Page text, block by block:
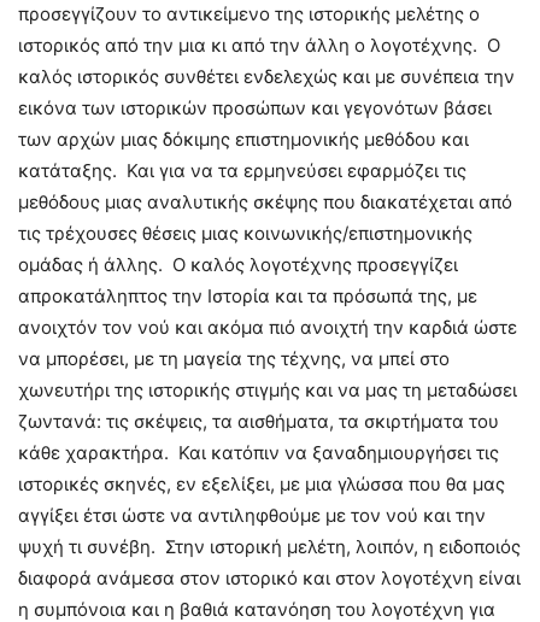
προσεγγίζουν το αντικείμενο της ιστορικής μελέτης ο
ιστορικός από την μια κι από την άλλη ο λογοτέχνης. Ο
καλός ιστορικός συνθέτει ενδελεχώς και με συνέπεια την
εικόνα των ιστορικών προσώπων και γεγονότων βάσει
των αρχών μιας δόκιμης επιστημονικής μεθόδου και
κατάταξης. Και για να τα ερμηνεύσει εφαρμόζει τις
μεθόδους μιας αναλυτικής σκέψης που διακατέχεται από
τις τρέχουσες θέσεις μιας κοινωνικής/επιστημονικής
ομάδας ή άλλης. Ο καλός λογοτέχνης προσεγγίζει
απροκατάληπτος την Ιστορία και τα πρόσωπά της, με
ανοιχτόν τον νού και ακόμα πιό ανοιχτή την καρδιά ώστε
να μπορέσει, με τη μαγεία της τέχνης, να μπεί στο
χωνευτήρι της ιστορικής στιγμής και να μας τη μεταδώσει
ζωντανά: τις σκέψεις, τα αισθήματα, τα σκιρτήματα του
κάθε χαρακτήρα. Και κατόπιν να ξαναδημιουργήσει τις
ιστορικές σκηνές, εν εξελίξει, με μια γλώσσα που θα μας
αγγίξει έτσι ώστε να αντιληφθούμε με τον νού και την
ψυχή τι συνέβη. Στην ιστορική μελέτη, λοιπόν, η ειδοποιός
διαφορά ανάμεσα στον ιστορικό και στον λογοτέχνη είναι
η συμπόνοια και η βαθιά κατανόηση του λογοτέχνη για